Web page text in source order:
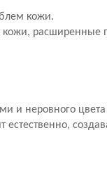
кожи.
кожи, расширенные
и неровного
естественно,